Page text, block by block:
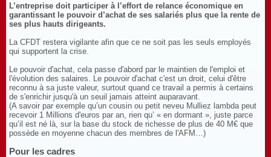
L’entreprise doit participer à l’effort de relance économique en
garantissant le pouvoir d’achat de ses salariés plus que la rente de
ses plus hauts dirigeants.
La CFDT restera vigilante afin que ce ne soit pas les seuls employés
qui supportent la crise.
Le pouvoir d'achat, cela passe d'abord par le maintien de l'emploi et
l'évolution des salaires. Le pouvoir d'achat c'est un droit, celui d'être
reconnu à sa juste valeur, surtout quand ce travail a permis à certains
de s'enrichir jusqu'à un seuil jamais atteint auparavant.
(A savoir par exemple qu’un cousin ou petit neveu Mulliez lambda peut
recevoir 1 Millions d'euros par an, rien qu’ « en dormant », juste parce
qu’il est né là, sur la base du stock de richesse de plus de 40 M€ que
possède en moyenne chacun des membres de l'AFM…)
Pour les cadres